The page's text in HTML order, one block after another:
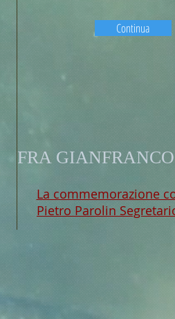
Continua
FRA
La commemorazione
Pietro Parolin